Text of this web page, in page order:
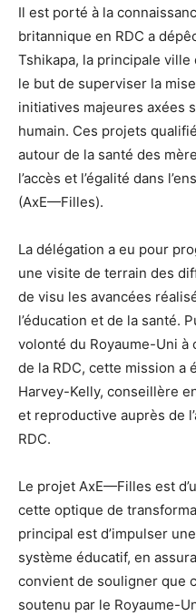
Il est porté à la
britannique en RDC a
Tshikapa, la principale ville
le but de superviser la
initiatives majeures axées
humain. Ces projets
autour de la santé des
l’accès et l’égalité dans
(AxE—Filles).
La délégation a eu pour
une visite de terrain des
de visu les avancées
l’éducation et de la santé.
volonté du Royaume-Uni
de la RDC, cette mission a
Harvey-Kelly, conseillère
et reproductive auprès de
RDC.
Le projet AxE—Filles est
cette optique de
principal est d’impulser
système éducatif, en
convient de souligner que
soutenu par le Royaume-